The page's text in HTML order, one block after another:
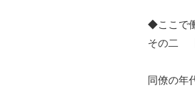
◆ここで
その二
同僚の年